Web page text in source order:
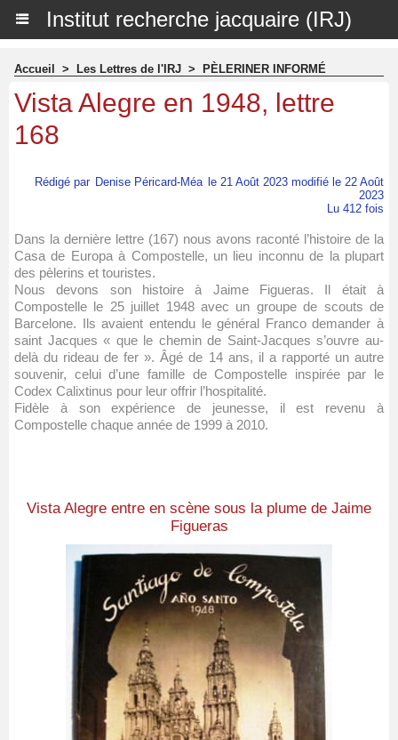
Institut recherche jacquaire (IRJ)
Accueil > Les Lettres de l'IRJ > PÈLERINER INFORMÉ
Vista Alegre en 1948, lettre
168
Rédigé par Denise Péricard-Méa le 21 Août 2023 modifié le 22 Août
2023
Lu 412 fois
Dans la dernière lettre (167) nous avons raconté l’histoire de la
Casa de Europa à Compostelle, un lieu inconnu de la plupart
des pèlerins et touristes.
Nous devons son histoire à Jaime Figueras. Il était à
Compostelle le 25 juillet 1948 avec un groupe de scouts de
Barcelone. Ils avaient entendu le général Franco demander à
saint Jacques « que le chemin de Saint-Jacques s’ouvre au-
delà du rideau de fer ». Âgé de 14 ans, il a rapporté un autre
souvenir, celui d’une famille de Compostelle inspirée par le
Codex Calixtinus pour leur offrir l’hospitalité.
Fidèle à son expérience de jeunesse, il est revenu à
Compostelle chaque année de 1999 à 2010.
Vista Alegre entre en scène sous la plume de Jaime
Figueras